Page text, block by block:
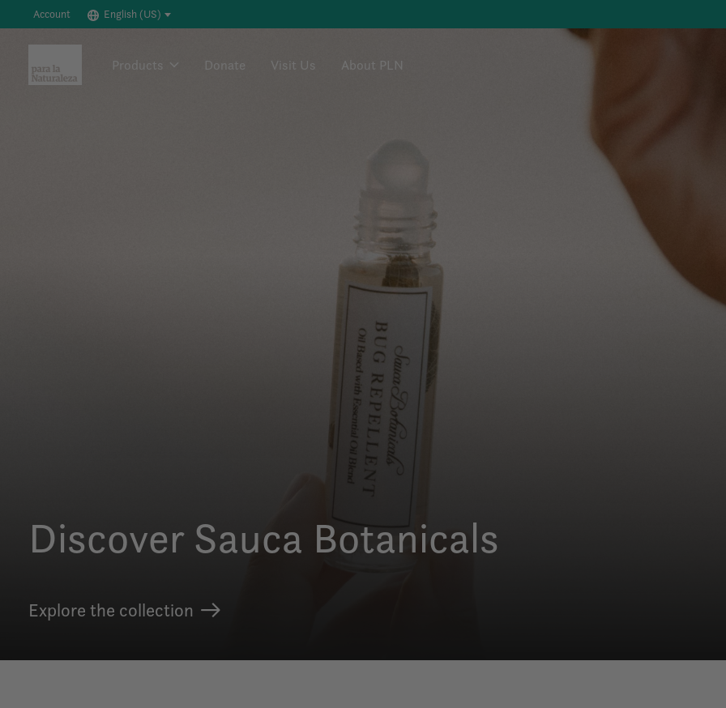
Account English (US)
Products Donate Visit Us About PLN
Hero banner Items
Discover Sauca Botanicals
Explore the collection